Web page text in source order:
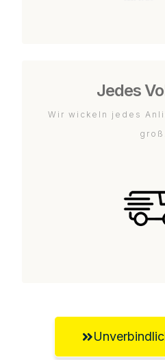
Jedes
Wir wickeln jedes
groß.